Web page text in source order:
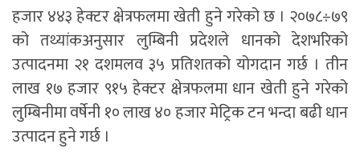
हजार ४४३ हेक्टर क्षेत्रफलमा खेती हुने गरेको छ । २०७८÷७९
को तथ्यांकअनुसार लुम्बिनी प्रदेशले धानको देशभरिको
उत्पादनमा २१ दशमलव ३५ प्रतिशतको योगदान गर्छ । तीन
लाख १७ हजार ९१५ हेक्टर क्षेत्रफलमा धान खेती हुने गरेको
लुम्बिनीमा वर्षेनी १० लाख ४० हजार मेट्रिक टन भन्दा बढी धान
उत्पादन हुने गर्छ ।